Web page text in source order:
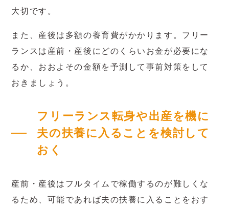
大切です。
また、産後は多額の養育費がかかります。フリー
ランスは産前・産後にどのくらいお金が必要にな
るか、おおよその金額を予測して事前対策をして
おきましょう。
フリーランス転身や出産を機に
夫の扶養に入ることを検討して
おく
産前・産後はフルタイムで稼働するのが難しくな
るため、可能であれば夫の扶養に入ることをおす